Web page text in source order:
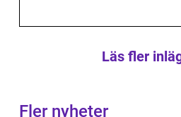
Läs fler
Fler nyheter